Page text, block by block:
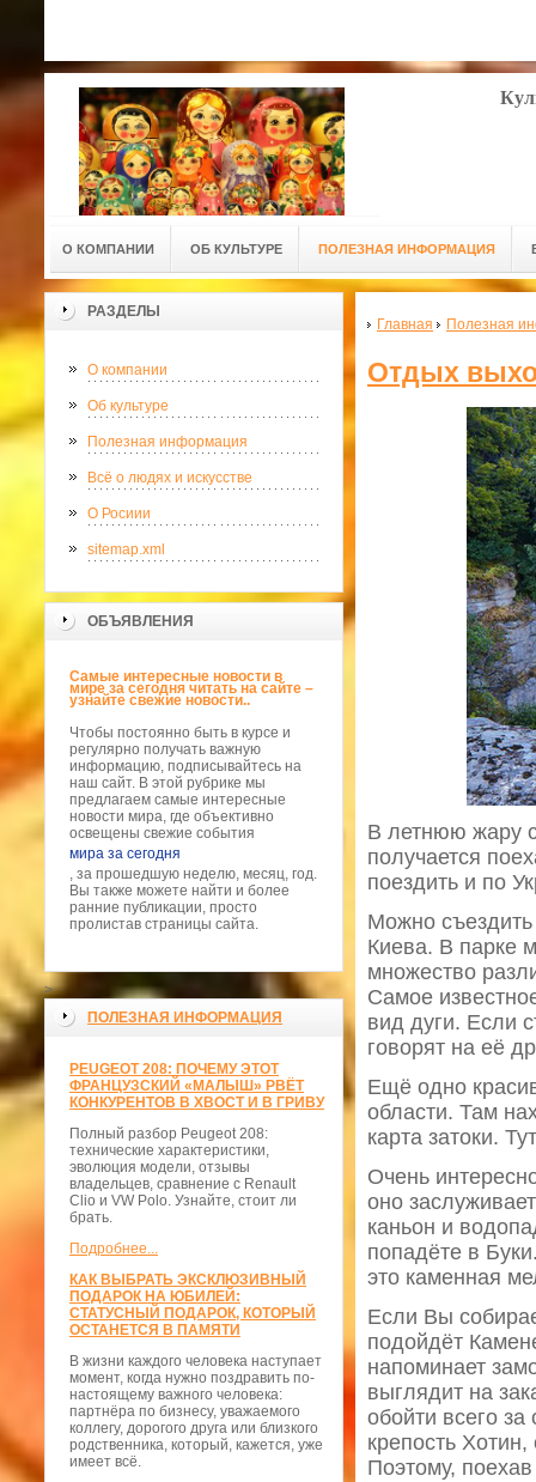
О КОМПАНИИ ОБ КУЛЬТУРЕ ПОЛЕЗНАЯ ИНФОРМАЦИЯ
РАЗДЕЛЫ
О компании
Об культуре
Полезная информация
Всё о людях и искусстве
О Росиии
sitemap.xml
ОБЪЯВЛЕНИЯ
Самые интересные новости в
мире за сегодня читать на сайте –
узнайте свежие новости..
Чтобы постоянно быть в курсе и
регулярно получать важную
информацию, подписывайтесь на
наш сайт. В этой рубрике мы
предлагаем самые интересные
новости мира, где объективно
освещены свежие события
мира за сегодня
, за прошедшую неделю, месяц, год.
Вы также можете найти и более
ранние публикации, просто
пролистав страницы сайта.
>
ПОЛЕЗНАЯ ИНФОРМАЦИЯ
PEUGEOT 208: ПОЧЕМУ ЭТОТ
ФРАНЦУЗСКИЙ «МАЛЫШ» РВЁТ
КОНКУРЕНТОВ В ХВОСТ И В ГРИВУ
Полный разбор Peugeot 208:
технические характеристики,
эволюция модели, отзывы
владельцев, сравнение с Renault
Clio и VW Polo. Узнайте, стоит ли
брать.
Подробнее...
КАК ВЫБРАТЬ ЭКСКЛЮЗИВНЫЙ
ПОДАРОК НА ЮБИЛЕЙ:
СТАТУСНЫЙ ПОДАРОК, КОТОРЫЙ
ОСТАНЕТСЯ В ПАМЯТИ
В жизни каждого человека наступает
момент, когда нужно поздравить по-
настоящему важного человека:
партнёра по бизнесу, уважаемого
коллегу, дорогого друга или близкого
родственника, который, кажется, уже
имеет всё.
Главная Полезная
Отдых
В летнюю жару
получается
поездить и по
Можно съездить
Киева. В парке
множество
Самое
вид дуги. Если
говорят на её
Ещё одно
области. Там
карта затоки.
Очень
оно
каньон и
попадёте в
это каменная
Если Вы
подойдёт
напоминает
выглядит на
обойти всего
крепость
Поэтому,